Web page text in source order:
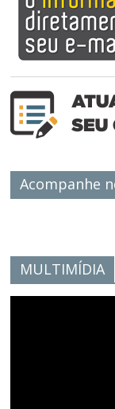
Acompanhe
MULTIMÍDIA